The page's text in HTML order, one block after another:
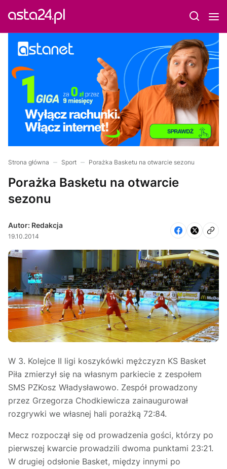
Strona główna Sport Porażka Basketu na otwarcie sezonu
Porażka Basketu na otwarcie
sezonu
Autor: Redakcja
19.10.2014
W 3. Kolejce II ligi koszykówki mężczyzn KS Basket
Piła zmierzył się na własnym parkiecie z zespołem
SMS PZKosz Władysławowo. Zespół prowadzony
przez Grzegorza Chodkiewicza zainaugurował
rozgrywki we własnej hali porażką 72:84.
Mecz rozpoczął się od prowadzenia gości, którzy po
pierwszej kwarcie prowadzili dwoma punktami 23:21.
W drugiej odsłonie Basket, między innymi po